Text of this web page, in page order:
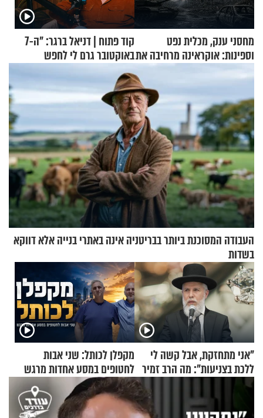
מחסני ענק, מכלית נפט
וספינות: אוקראינה מרחיבה את
התקיפות בעומק רוסיה
קוד פתוח | דניאל ברגר: "ה-7
באוקטובר גרם לי לחפש
תשובות"
העבודה המסוכנת ביותר בבריטניה אינה באתרי בנייה אלא דווקא
בשדות
"אני מתחזקת, אבל קשה לי
ללכת בצניעות": מה הרב זמיר
כהן המליץ לה לעשות?
מקפלן לכותל: שני אבות
לחטופים במסע אחדות מרגש